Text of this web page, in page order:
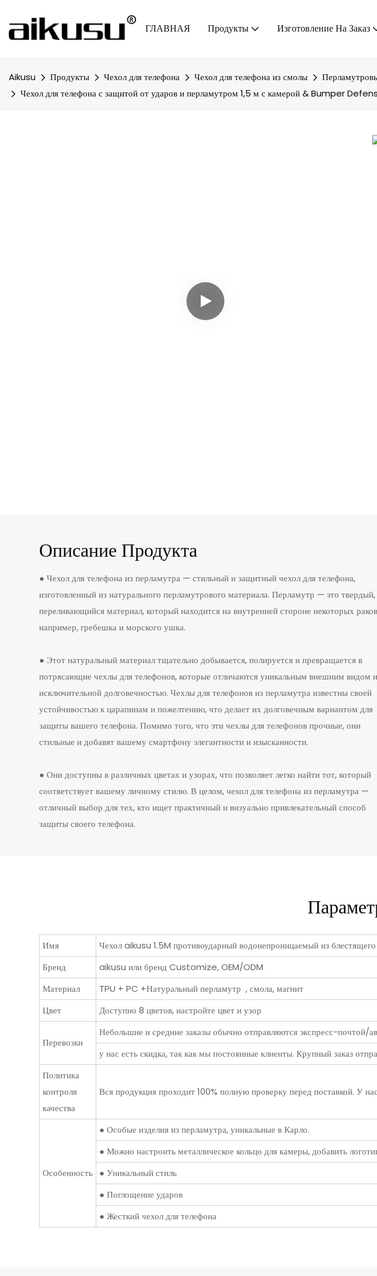
ГЛАВНАЯ Продукты Изготовление На Заказ
Aikusu Продукты Чехол для телефона Чехол для телефона из смолы
Чехол для телефона с защитой от ударов и перламутром 1,5 м с камерой & Bumper
Описание Продукта
● Чехол для телефона из перламутра — стильный и защитный чехол для телефона,
изготовленный из натурального перламутрового материала. Перламутр — это твердый,
переливающийся материал, который находится на внутренней стороне некоторых
например, гребешка и морского ушка.
● Этот натуральный материал тщательно добывается, полируется и превращается в
потрясающие чехлы для телефонов, которые отличаются уникальным внешним видом и
исключительной долговечностью. Чехлы для телефонов из перламутра известны своей
устойчивостью к царапинам и пожелтению, что делает их долговечным вариантом для
защиты вашего телефона. Помимо того, что эти чехлы для телефонов прочные, они
стильные и добавят вашему смартфону элегантности и изысканности.
● Они доступны в различных цветах и узорах, что позволяет легко найти тот, который
соответствует вашему личному стилю. В целом, чехол для телефона из перламутра —
отличный выбор для тех, кто ищет практичный и визуально привлекательный способ
защиты своего телефона.
Имя
Чехол aikusu 1.5M противоударный водонепроницаемый из
Бренд
aikusu или бренд Customize, OEM/ODM
Материал
TPU + PC +Натуральный перламутр , смола, магнит
Цвет
Доступно 8 цветов, настройте цвет и узор
Перевозки
Небольшие и средние заказы обычно отправляются экспресс-почтой/
у нас есть скидка, так как мы постоянные клиенты. Крупный заказ
Политика
контроля
качества
Вся продукция проходит 100% полную проверку перед поставкой. У
Особенность
● Особые изделия из перламутра, уникальные в Карло.
● Можно настроить металлическое кольцо для камеры, добавить
● Уникальный стиль
● Поглощение ударов
● Жесткий чехол для телефона